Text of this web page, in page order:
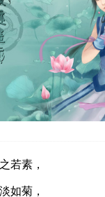
若素，
如菊，